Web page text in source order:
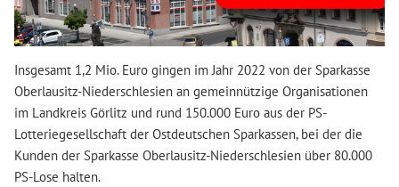
Insgesamt 1,2 Mio. Euro gingen im Jahr 2022 von der Sparkasse
Oberlausitz-Niederschlesien an gemeinnützige Organisationen
im Landkreis Görlitz und rund 150.000 Euro aus der PS-
Lotteriegesellschaft der Ostdeutschen Sparkassen, bei der die
Kunden der Sparkasse Oberlausitz-Niederschlesien über 80.000
PS-Lose halten.